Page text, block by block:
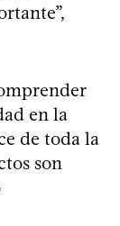
en la
de toda la
son